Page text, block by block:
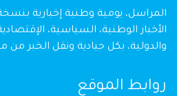
المراسل، يومية وطنية إخبارية
الأخبار الوطنية، السياسية،
والدولية، بكل حيادية ونقل الخبر من
روابط الموقع